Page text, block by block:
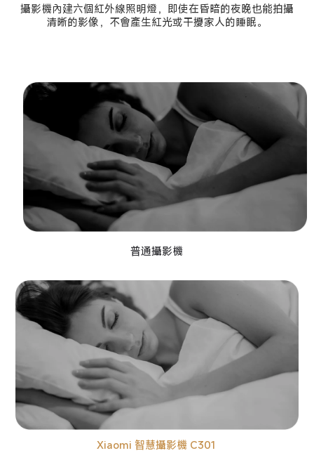
攝影機內建六個紅外線照明燈，即使在昏暗的夜晚也能拍攝
清晰的影像，不會產生紅光或干擾家人的睡眠。
普通攝影機
Xiaomi 智慧攝影機 C301